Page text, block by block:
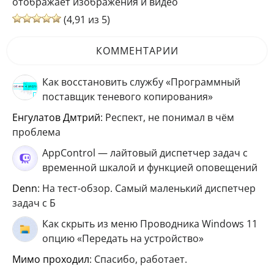
(4,91 из 5)
КОММЕНТАРИИ
Как восстановить службу «Программный
поставщик теневого копирования»
Енгулатов Дмтрий: Респект, не понимал в чём
проблема
AppControl — лайтовый диспетчер задач с
временной шкалой и функцией оповещений
Denn: На тест-обзор. Самый маленький диспетчер
задач с Б
Как скрыть из меню Проводника Windows 11
опцию «Передать на устройство»
мимо проходил: Спасибо, работает.